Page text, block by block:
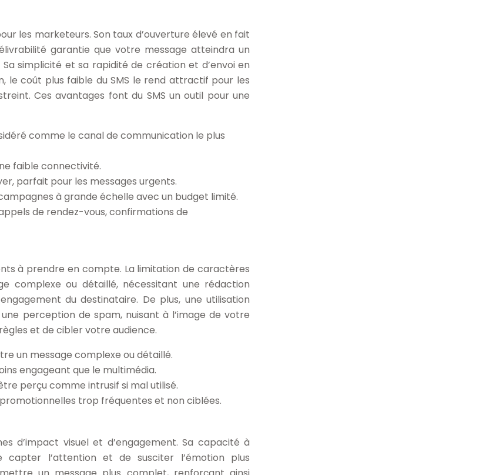
les marketeurs. Son taux d’ouverture élevé en fait
garantie que votre message atteindra un
simplicité et sa rapidité de création et d’envoi en
le coût plus faible du SMS le rend attractif pour les
Ces avantages font du SMS un outil pour une
comme le canal de communication le plus
faible connectivité.
parfait pour les messages urgents.
à grande échelle avec un budget limité.
de rendez-vous, confirmations de
à prendre en compte. La limitation de caractères
complexe ou détaillé, nécessitant une rédaction
du destinataire. De plus, une utilisation
perception de spam, nuisant à l’image de votre
et de cibler votre audience.
un message complexe ou détaillé.
engageant que le multimédia.
perçu comme intrusif si mal utilisé.
trop fréquentes et non ciblées.
d’impact visuel et d’engagement. Sa capacité à
l’attention et de susciter l’émotion plus